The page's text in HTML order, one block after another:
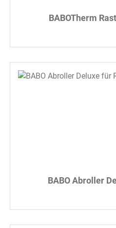
BABO